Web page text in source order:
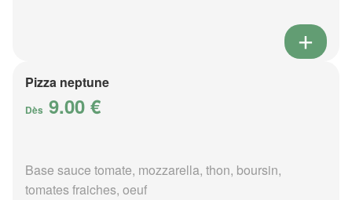
Pizza neptune
Dès 9.00 €
Base sauce tomate, mozzarella, thon, boursin,
tomates fraiches, oeuf